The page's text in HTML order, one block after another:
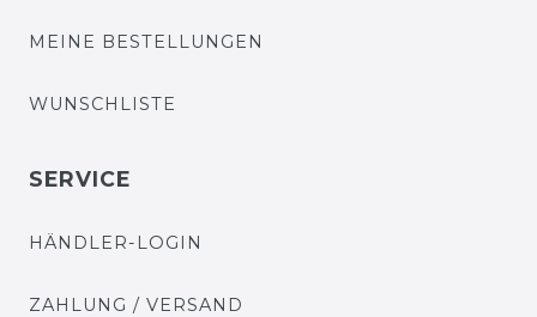
MEINE BESTELLUNGEN
WUNSCHLISTE
SERVICE
HÄNDLER-LOGIN
ZAHLUNG / VERSAND